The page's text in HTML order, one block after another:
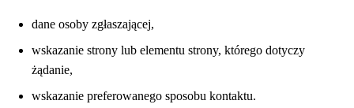
dane osoby zgłaszającej,
wskazanie strony lub elementu strony, którego dotyczy
żądanie,
wskazanie preferowanego sposobu kontaktu.